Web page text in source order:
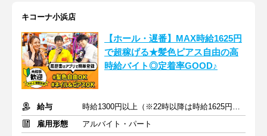
キコーナ小浜店
【ホール・遅番】MAX時給1625円
で超稼げる★髪色ピアス自由の高
時給バイト◎定着率GOOD♪
給与
時給1300円以上（※22時以降は時給1625円以上）+交通費
雇用形態
アルバイト・パート